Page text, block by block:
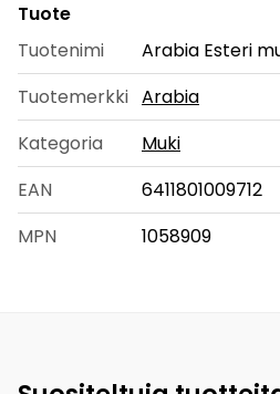
Tuote
Tuotenimi
Arabia Esteri
Tuotemerkki Arabia
Kategoria
Muki
EAN
6411801009712
MPN
1058909